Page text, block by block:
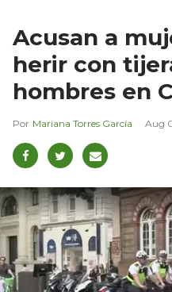
Acusan a
herir con
hombres en
Mariana Torres García Aug